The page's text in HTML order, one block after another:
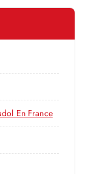
En France